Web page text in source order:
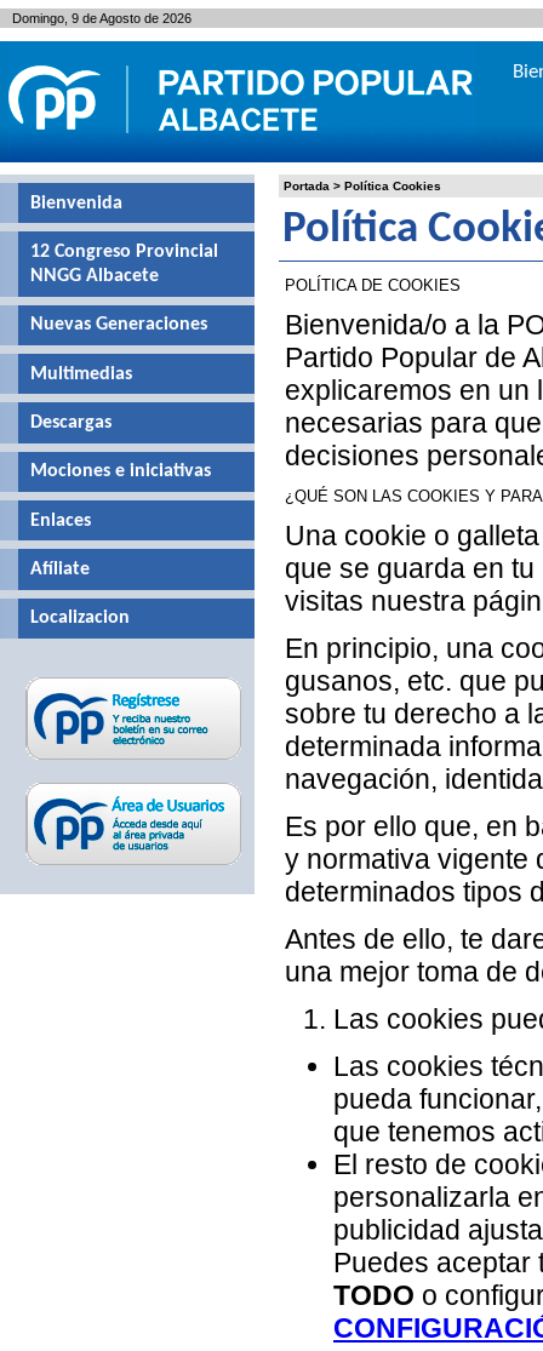
Portada > Política Cookies
Política
POLÍTICA DE COOKIES
Bienvenida/o a la
Partido Popular de
explicaremos en un
necesarias para
decisiones
¿QUÉ SON LAS COOKIES Y
Una cookie o
que se guarda en
visitas nuestra
En principio, una
gusanos, etc. que
sobre tu derecho a
determinada
navegación,
Es por ello que, en
y normativa vigente
determinados tipos
Antes de ello, te
una mejor toma de
Las cookies
Las cookies
pueda
que tenemos
El resto de
personalizarla
publicidad
Puedes
TODO o
Bienvenida
12 Congreso Provincial
NNGG Albacete
Nuevas Generaciones
Multimedias
Descargas
Mociones e iniciativas
Enlaces
Afíliate
Localizacion
Domingo, 9 de Agosto de 2026